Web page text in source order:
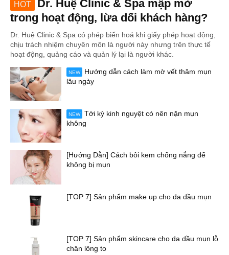
HOT
Dr. Huệ Clinic & Spa mập mờ
trong hoạt động, lừa dối khách hàng?
Dr. Huệ Clinic & Spa có phép biến hoá khi giấy phép hoạt động,
chịu trách nhiệm chuyên môn là người này nhưng trên thực tế
hoạt động, quảng cáo và quản lý lại là người khác.
NEW
Hướng dẫn cách làm mờ vết thâm mụn
lâu ngày
NEW
Tới kỳ kinh nguyệt có nên nặn mụn
không
[Hướng Dẫn] Cách bôi kem chống nắng để
không bị mụn
[TOP 7] Sản phẩm make up cho da dầu mụn
[TOP 7] Sản phẩm skincare cho da dầu mụn lỗ
chân lông to